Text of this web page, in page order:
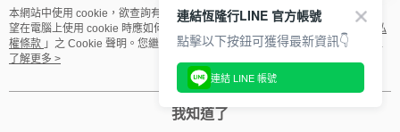
熱門標籤
本網站中使用 cookie，欲查詢有關本網站使用 cookie 方式之詳情，及若您不希
望在電腦上使用 cookie 時應如何變更電腦的 cookie 設定，請參閱本網站「
隱私
權條款 」之 Cookie 聲明。您繼續使用本網站即表示您同意本公司得按本網站使
用條款之 Cookie 聲明使用 cookie。
了解更多 >
我知道了
連結恆隆行LINE 官方帳號
點擊以下按鈕可獲得最新資訊👇
連結 LINE 帳號